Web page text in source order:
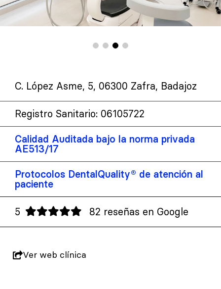
C. López Asme, 5, 06300 Zafra, Badajoz
Registro Sanitario: 06105722
Calidad Auditada bajo la norma privada
AE513/17
Protocolos DentalQuality® de atención al
paciente
5 82 reseñas en Google
Ver web clínica